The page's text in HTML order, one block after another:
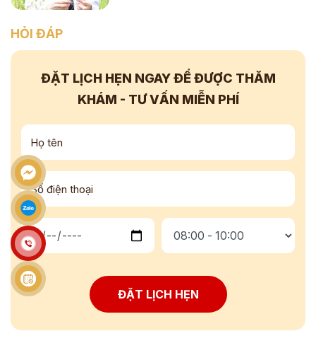
HỎI ĐÁP
ĐẶT LỊCH HẸN NGAYĐỂ ĐƯỢC THĂM
KHÁM - TƯ VẤN MIỄN PHÍ
ĐẶT LỊCH HẸN